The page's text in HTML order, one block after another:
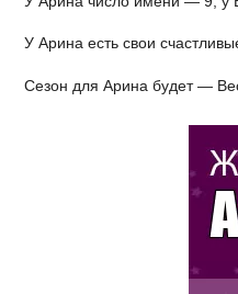
У Арина есть свои
Сезон для Арина будет —